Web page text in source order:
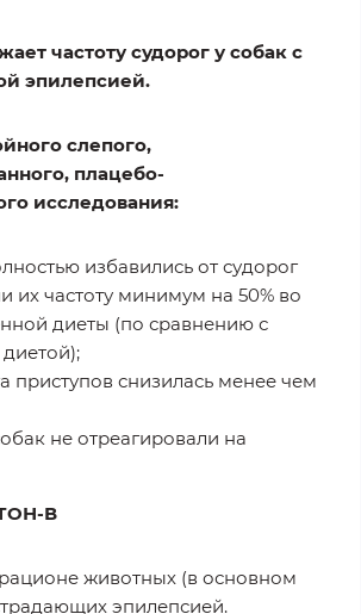
частоту судорог у собак с
эпилепсией.
слепого,
плацебо-
исследования:
избавились от судорог
их частоту минимум на 50% во
диеты (по сравнению с
приступов снизилась менее чем
не отреагировали на
В
животных (в основном
эпилепсией.